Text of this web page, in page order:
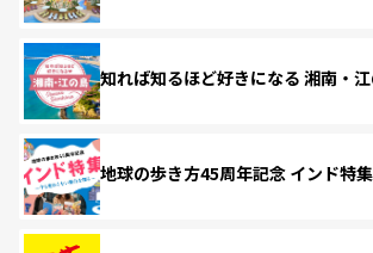
知れば知るほど好きになる 湘南・
地球の歩き方45周年記念 インド特集